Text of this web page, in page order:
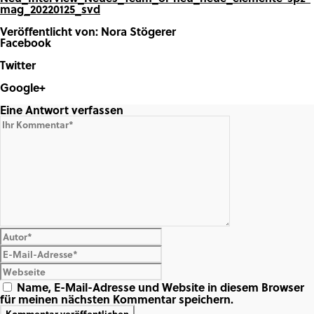
mag_20220125_svd
Veröffentlicht von: Nora Stögerer
Facebook
Twitter
Google+
Share on Google+
Eine Antwort verfassen
Name, E-Mail-Adresse und Website in diesem Browser
für meinen nächsten Kommentar speichern.